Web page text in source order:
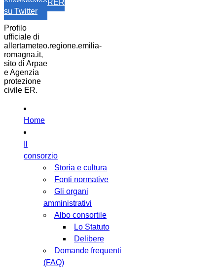
allertameteoRER
su Twitter
Profilo
ufficiale di
allertameteo.regione.emilia-
romagna.it,
sito di Arpae
e Agenzia
protezione
civile ER.
Home
consorzio
Storia e cultura
Fonti normative
Gli organi
amministrativi
Albo consortile
Lo Statuto
Delibere
Domande frequenti
(FAQ)